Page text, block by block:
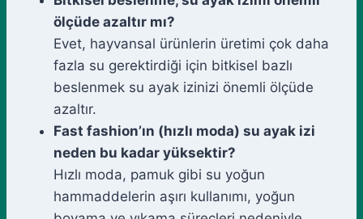
ölçüde azaltır mı?
Evet, hayvansal ürünlerin üretimi çok daha
fazla su gerektirdiği için bitkisel bazlı
beslenmek su ayak izinizi önemli ölçüde
azaltır.
Fast fashion’ın (hızlı moda) su ayak izi
neden bu kadar yüksektir?
Hızlı moda, pamuk gibi su yoğun
hammaddelerin aşırı kullanımı, yoğun